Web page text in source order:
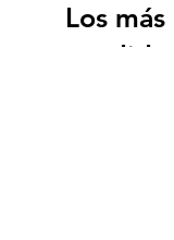
Los más
vendidos